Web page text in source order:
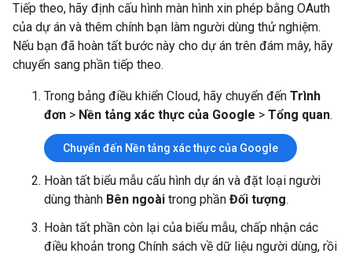
Tiếp theo, hãy định cấu hình màn hình xin phép bằng OAuth
của dự án và thêm chính bạn làm người dùng thử nghiệm.
Nếu bạn đã hoàn tất bước này cho dự án trên đám mây, hãy
chuyển sang phần tiếp theo.
Trong bảng điều khiển Cloud, hãy chuyển đến Trình
đơn > Nền tảng xác thực của Google > Tổng quan.
Chuyển đến Nền tảng xác thực của Google
Hoàn tất biểu mẫu cấu hình dự án và đặt loại người
dùng thành Bên ngoài trong phần Đối tượng.
Hoàn tất phần còn lại của biểu mẫu, chấp nhận các
điều khoản trong Chính sách về dữ liệu người dùng, rồi